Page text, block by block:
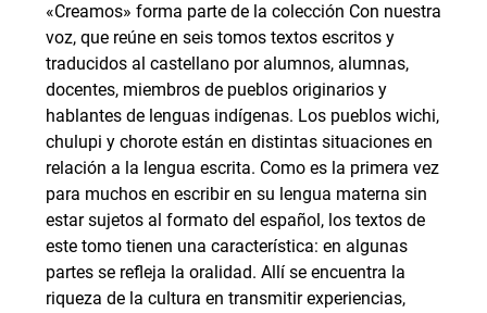
«Creamos» forma parte de la colección Con nuestra
voz, que reúne en seis tomos textos escritos y
traducidos al castellano por alumnos, alumnas,
docentes, miembros de pueblos originarios y
hablantes de lenguas indígenas. Los pueblos wichi,
chulupi y chorote están en distintas situaciones en
relación a la lengua escrita. Como es la primera vez
para muchos en escribir en su lengua materna sin
estar sujetos al formato del español, los textos de
este tomo tienen una característica: en algunas
partes se refleja la oralidad. Allí se encuentra la
riqueza de la cultura en transmitir experiencias,